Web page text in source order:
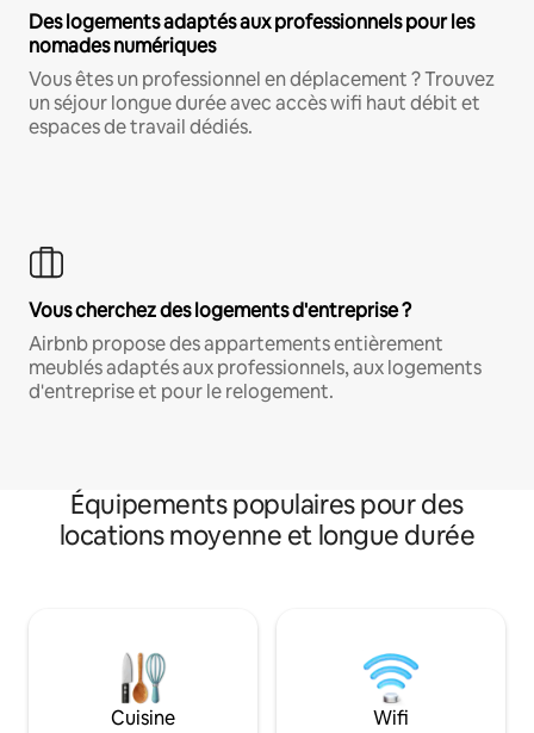
Des logements adaptés aux professionnels pour les
nomades numériques
Vous êtes un professionnel en déplacement ? Trouvez
un séjour longue durée avec accès wifi haut débit et
espaces de travail dédiés.
Vous cherchez des logements d'entreprise ?
Airbnb propose des appartements entièrement
meublés adaptés aux professionnels, aux logements
d'entreprise et pour le relogement.
Équipements populaires pour des
locations moyenne et longue durée
Cuisine Wifi